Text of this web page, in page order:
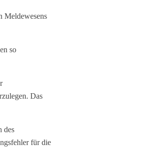
Meldewesens
so
Das
des
für die